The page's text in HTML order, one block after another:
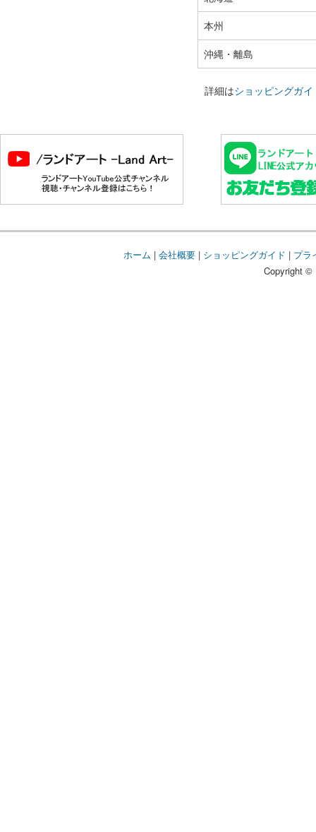
本州
沖縄・離島
詳細はショッピングガイ
ホーム | 会社概要| ショッピングガイド | プラ
Copyright ©